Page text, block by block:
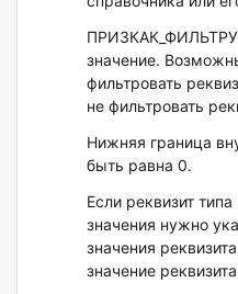
значение.
фильтровать
не фильтровать
Нижняя граница
быть равна 0.
Если реквизит
значения нужно
значения
значение